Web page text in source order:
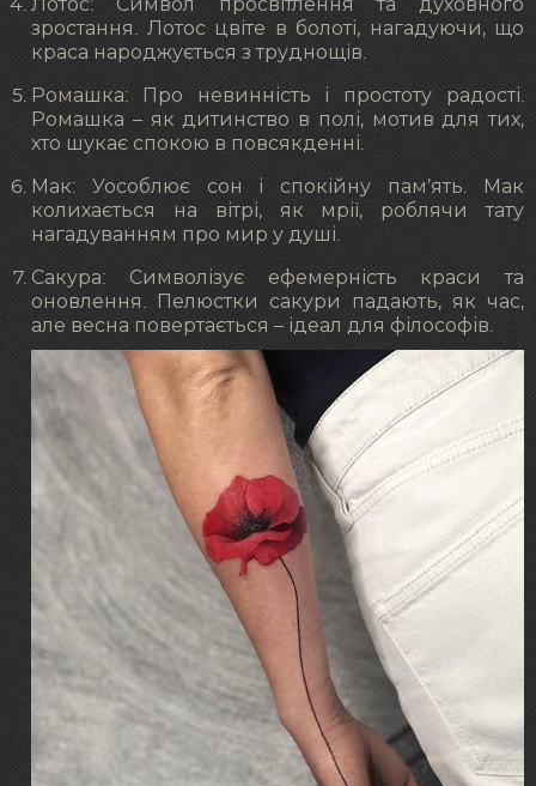
Лотос: Символ просвітлення та духовного
зростання. Лотос цвіте в болоті, нагадуючи, що
краса народжується з труднощів.
Ромашка: Про невинність і простоту радості.
Ромашка – як дитинство в полі, мотив для тих,
хто шукає спокою в повсякденні.
Мак: Уособлює сон і спокійну пам’ять. Мак
колихається на вітрі, як мрії, роблячи тату
нагадуванням про мир у душі.
Сакура: Символізує ефемерність краси та
оновлення. Пелюстки сакури падають, як час,
але весна повертається – ідеал для філософів.